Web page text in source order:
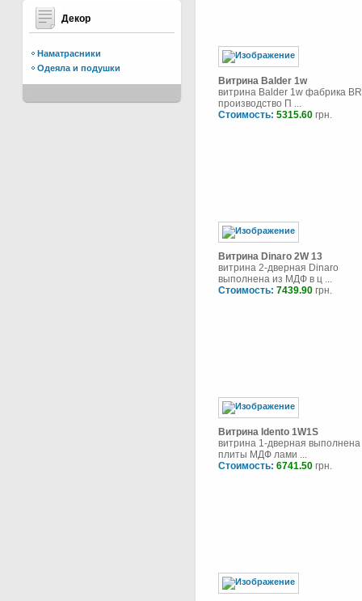
Декор
Наматрасники
Одеяла и подушки
Витрина Balder 1w
витрина Balder 1w фабрика
производство П ...
Стоимость: 5315.60 грн.
Витрина Dinaro 2W 13
витрина 2-дверная Dinaro
выполнена из МДФ в ц ...
Стоимость: 7439.90 грн.
Витрина Idento 1W1S
витрина 1-дверная выполнена
плиты МДФ лами ...
Стоимость: 6741.50 грн.